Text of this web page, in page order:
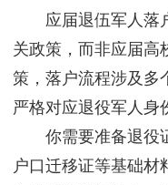
案
客
评
应届退伍军人落户
关政策，而非应届高
策，落户流程涉及多
严格对应退役军人身
你需要准备退役证
户口迁移证等基础材